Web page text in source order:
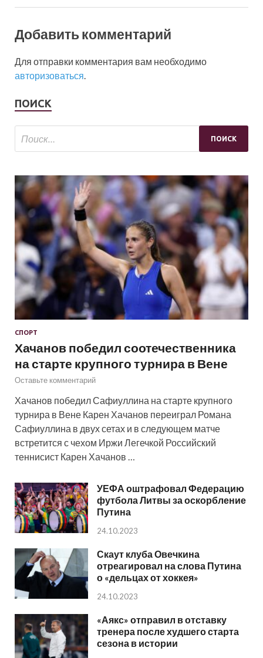
Добавить комментарий
Для отправки комментария вам необходимо
авторизоваться.
ПОИСК
СПОРТ
Хачанов победил соотечественника
на старте крупного турнира в Вене
Оставьте комментарий
Хачанов победил Сафиуллина на старте крупного
турнира в Вене Карен Хачанов переиграл Романа
Сафиуллина в двух сетах и в следующем матче
встретится с чехом Иржи Легечкой Российский
теннисист Карен Хачанов …
УЕФА оштрафовал Федерацию
футбола Литвы за оскорбление
Путина
24.10.2023
Скаут клуба Овечкина
отреагировал на слова Путина
о «дельцах от хоккея»
24.10.2023
«Аякс» отправил в отставку
тренера после худшего старта
сезона в истории